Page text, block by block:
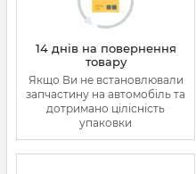
14 днів на повернення
товару
Якщо Ви не встановлювали
запчастину на автомобіль та
дотримано цілісність
упаковки